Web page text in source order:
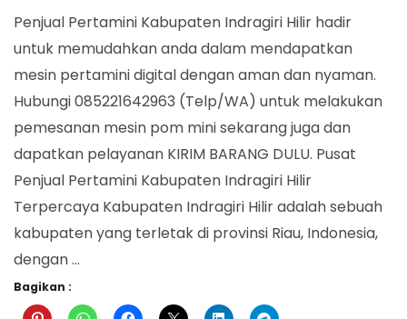
Kabupaten
Indragiri
Hilir
Penjual Pertamini Kabupaten Indragiri Hilir hadir
untuk memudahkan anda dalam mendapatkan
mesin pertamini digital dengan aman dan nyaman.
Hubungi 085221642963 (Telp/WA) untuk melakukan
pemesanan mesin pom mini sekarang juga dan
dapatkan pelayanan KIRIM BARANG DULU. Pusat
Penjual Pertamini Kabupaten Indragiri Hilir
Terpercaya Kabupaten Indragiri Hilir adalah sebuah
kabupaten yang terletak di provinsi Riau, Indonesia,
dengan …
Bagikan :